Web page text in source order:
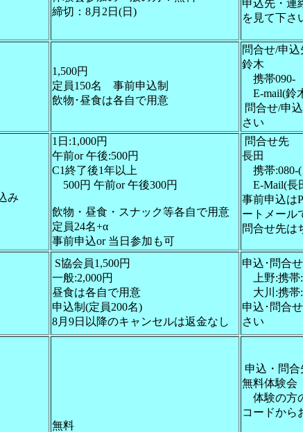
締切：8月2日(日)
申込先・連
を見て下さ
1,500円
定員150名 事前申込制
飲物･昼食は各自で用意
問合せ/申込
鈴木
携帯090-
E-mail(鈴
問合せ/申
さい
み
1日:1,000円
午前or 午後:500円
C1終了後1年以上
500円 午前or 午後300円
飲物・昼食・スナック等各自で用意
定員24名+α
事前申込or 当日参加も可
問合せ先
長田
携帯:080-(
E-Mail(長
事前申込は
ートメール
問合せ先は
S協会員1,500円
一般:2,000円
昼食は各自で用意
申込制(定員200名)
8月9日以降のキャンセルは返金なし
申込･問合
上野:携帯
大川:携帯
申込･問合
さい
無料
申込・問合
無料体験会
体験の方
コードから